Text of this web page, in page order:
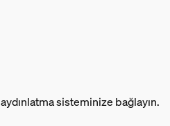
sisteminize bağlayın.